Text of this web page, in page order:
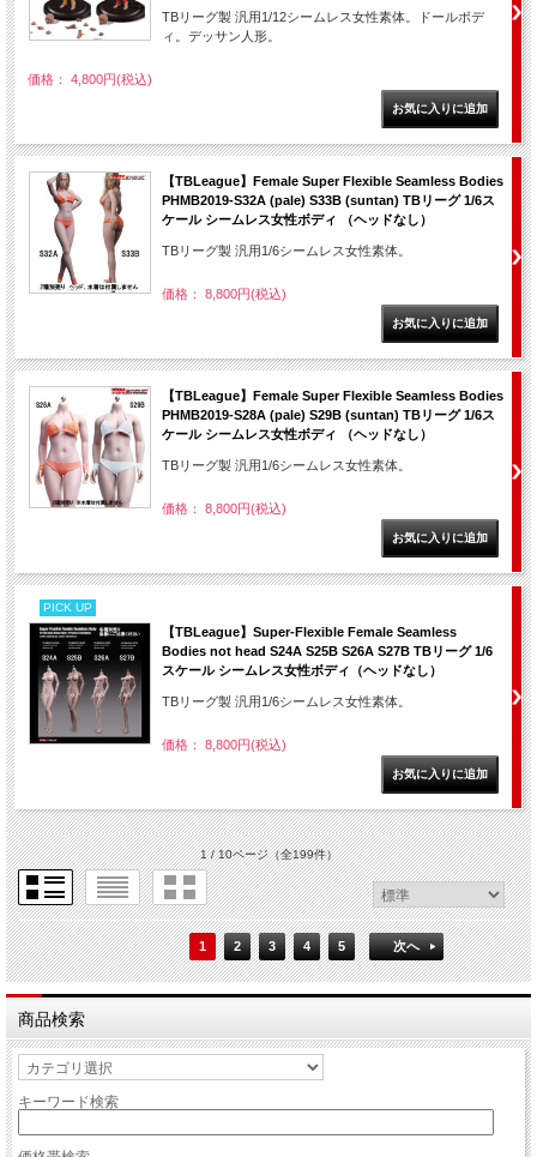
TBリーグ製 汎用1/12シームレス女性素体。ドールボデ
ィ。デッサン人形。
価格： 4,800円(税込)
【TBLeague】Female Super Flexible Seamless Bodies
PHMB2019-S32A (pale) S33B (suntan) TBリーグ 1/6ス
ケール シームレス女性ボディ （ヘッドなし）
TBリーグ製 汎用1/6シームレス女性素体。
価格： 8,800円(税込)
【TBLeague】Female Super Flexible Seamless Bodies
PHMB2019-S28A (pale) S29B (suntan) TBリーグ 1/6ス
ケール シームレス女性ボディ （ヘッドなし）
TBリーグ製 汎用1/6シームレス女性素体。
価格： 8,800円(税込)
PICK UP
【TBLeague】Super-Flexible Female Seamless
Bodies not head S24A S25B S26A S27B TBリーグ 1/6
スケール シームレス女性ボディ（ヘッドなし）
TBリーグ製 汎用1/6シームレス女性素体。
価格： 8,800円(税込)
1 / 10ページ（全199件）
1 2 3 4 5 次へ
商品検索
キーワード検索